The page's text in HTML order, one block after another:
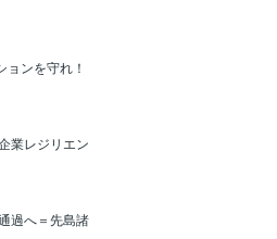
ンを守れ！
業レジリエン
過へ＝先島諸